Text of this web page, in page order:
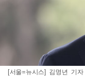
[서울=뉴시스] 김명년 기